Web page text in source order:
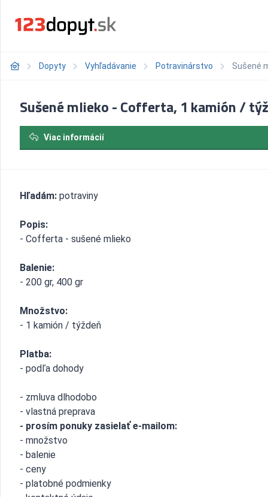
Dopyty Vyhľadávanie Potravinárstvo Sušené
Sušené mlieko - Cofferta, 1 kamión /
Viac informácií
Hľadám: potraviny
Popis:
- Cofferta - sušené mlieko
Balenie:
- 200 gr, 400 gr
Množstvo:
- 1 kamión / týždeň
Platba:
- podľa dohody
- zmluva dlhodobo
- vlastná preprava
- prosím ponuky zasielať e-mailom:
- množstvo
- balenie
- ceny
- platobné podmienky